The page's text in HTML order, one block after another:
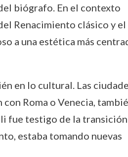
biógrafo. En el contexto
Renacimiento clásico y el
a una estética más
en lo cultural. Las
Roma o Venecia,
fue testigo de la transición
estaba tomando nuevas